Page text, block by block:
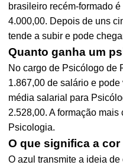
brasileiro recém-formado
4.000,00. Depois de uns
tende a subir e pode
Quanto ganha um
No cargo de Psicólogo de
1.867,00 de salário e
média salarial para
2.528,00. A formação
Psicologia.
O que significa a
O azul transmite a ideia